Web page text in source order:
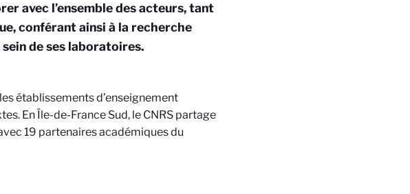
avec l’ensemble des acteurs, tant
conférant ainsi à la recherche
de ses laboratoires.
établissements d’enseignement
En Île-de-France Sud, le CNRS partage
19 partenaires académiques du